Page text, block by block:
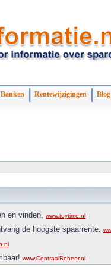
Banken Rentewijzigingen Blog